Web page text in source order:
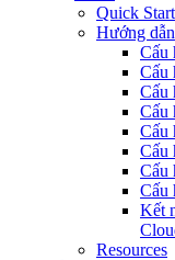
Quick Start
Hướng dẫn
Cấu
Cấu
Cấu
Cấu
Cấu
Cấu
Cấu
Cấu
Kết
Resources